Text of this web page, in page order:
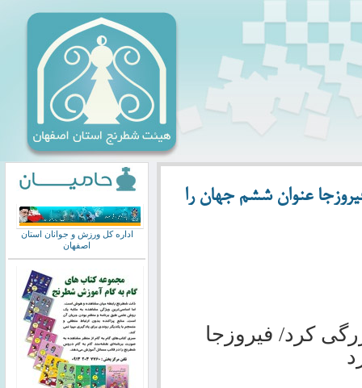
عنوان ششم جهان را
کرد/ فیروزجا
اداره کل ورزش و جوانان استان
اصفهان